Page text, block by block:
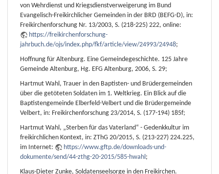
von Wehrdienst und Kriegsdienstverweigerung im Bund
Evangelisch-Freikirchlicher Gemeinden in der BRD (BEFG-D), in:
Freikirchenforschung Nr. 13/2003, S. (218-225) 222, online:
https://freikirchenforschung-
jahrbuch.de/ojs/index.php/fkf/article/view/24993/24948;
Hoffnung für Altenburg. Eine Gemeindegeschichte. 125 Jahre
Gemeinde Altenburg, Hg. EFG Altenburg, 2006, S. 29;
Hartmut Wahl, Trauer in den Baptisten- und Brüdergemeinden
über die getöteten Soldaten im 1. Weltkrieg. Ein Blick auf die
Baptistengemeinde Elberfeld-Velbert und die Brüdergemeinde
Velbert, in: Freikirchenforschung 23/2014, S. (177-194) 185f;
Hartmut Wahl, „Sterben für das Vaterland“ - Gedenkkultur im
freikirchlichen Kontext, in: ZThG 20/2015, S. (213-227) 224.225,
im Internet:
https://www.gftp.de/downloads-und-
dokumente/send/44-zthg-20-2015/585-hwahl ;
Klaus-Dieter Zunke, Soldatenseelsorge in den Freikirchen.